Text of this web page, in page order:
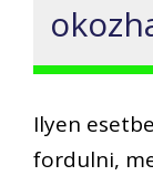
Ilyen
fordulni,